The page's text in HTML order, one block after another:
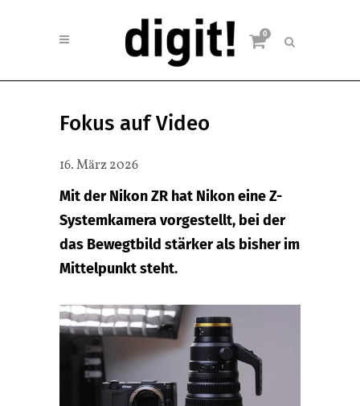
0
Fokus auf Video
16. März 2026
Mit der Nikon ZR hat Nikon eine Z-
Systemkamera vorgestellt, bei der
das Bewegtbild stärker als bisher im
Mittelpunkt steht.